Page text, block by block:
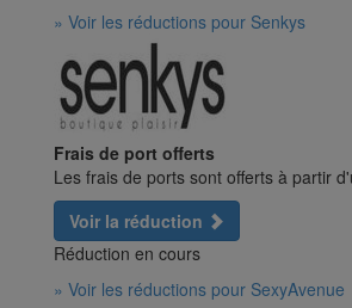
» Voir les réductions pour Senkys
Frais de port offerts
Les frais de ports sont offerts à partir
Voir la réduction
Réduction en cours
» Voir les réductions pour SexyAvenue